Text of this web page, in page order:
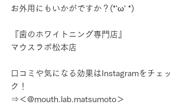
お外用にもいかがですか？(*‘ω‘ *)
『歯のホワイトニング専門店』
マウスラボ松本店
口コミや気になる効果はInstagramをチェッ
ク！
⇒＜@mouth.lab.matsumoto＞